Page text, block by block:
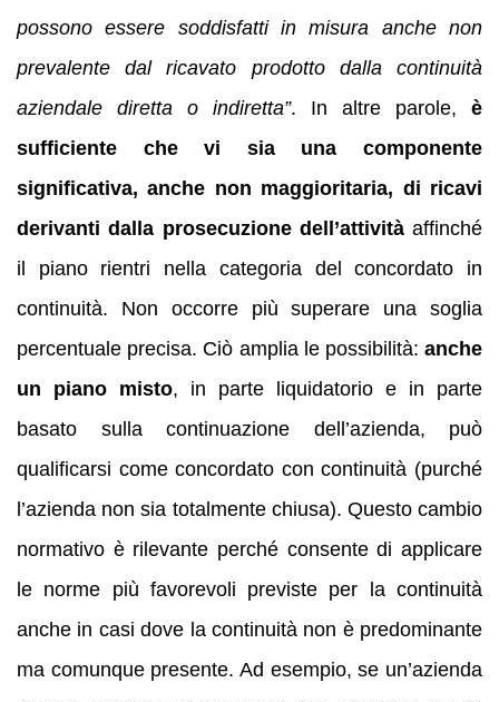
possono essere soddisfatti in misura anche non
prevalente dal ricavato prodotto dalla continuità
aziendale diretta o indiretta”. In altre parole, è
sufficiente che vi sia una componente
significativa, anche non maggioritaria, di ricavi
derivanti dalla prosecuzione dell’attivitàaffinché
il piano rientri nella categoria del concordato in
continuità. Non occorre più superare una soglia
percentuale precisa. Ciò amplia le possibilità: anche
un piano misto, in parte liquidatorio e in parte
basato sulla continuazione dell’azienda, può
qualificarsi come concordato con continuità (purché
l’azienda non sia totalmente chiusa). Questo cambio
normativo è rilevante perché consente di applicare
le norme più favorevoli previste per la continuità
anche in casi dove la continuità non è predominante
ma comunque presente. Ad esempio, se un’azienda